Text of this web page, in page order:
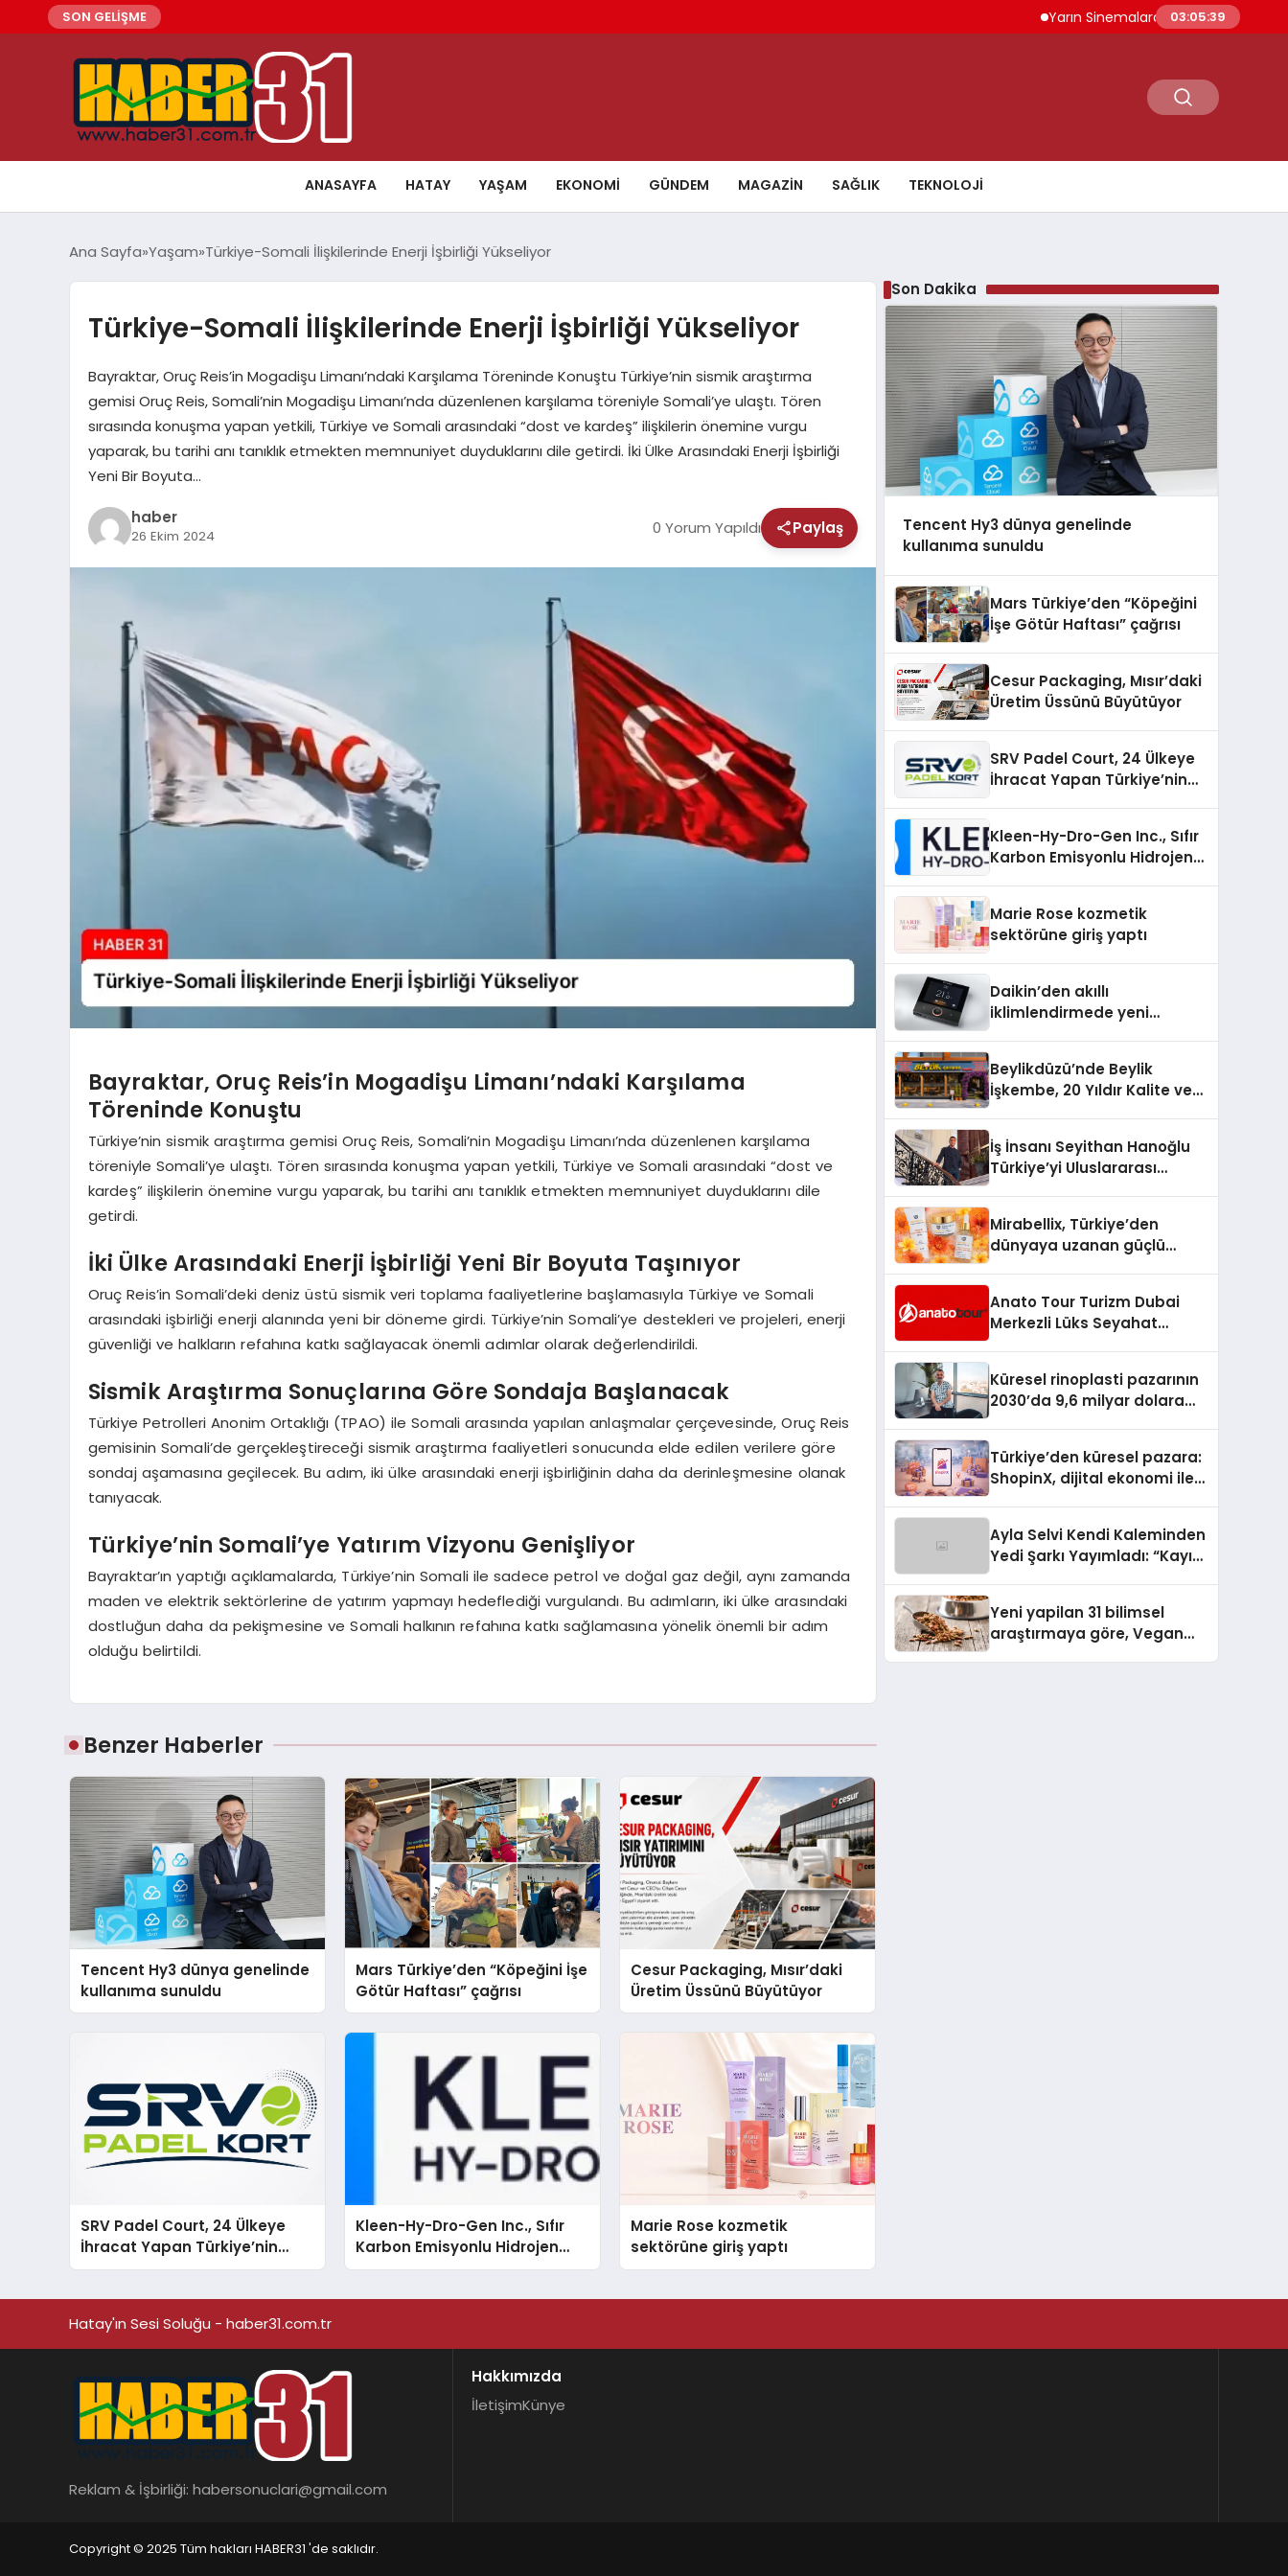
SON GELİŞME Yarın Sinemalarda 6 Yeni Film İzleyiciyle
03:05:40
ANASAYFA HATAY YAŞAM EKONOMI GÜNDEM MAGAZIN SAĞLIK TEKNOLOJI
Ana Sayfa Yaşam Türkiye-Somali İlişkilerinde Enerji İşbirliği Yükseliyor
Türkiye-Somali İlişkilerinde Enerji İşbirliği Yükseliyor
Bayraktar, Oruç Reis’in Mogadişu Limanı’ndaki Karşılama Töreninde Konuştu Türkiye’nin sismik araştırma
gemisi Oruç Reis, Somali’nin Mogadişu Limanı’nda düzenlenen karşılama töreniyle Somali’ye ulaştı. Tören
sırasında konuşma yapan yetkili, Türkiye ve Somali arasındaki “dost ve kardeş” ilişkilerin önemine vurgu
yaparak, bu tarihi anı tanıklık etmekten memnuniyet duyduklarını dile getirdi. İki Ülke Arasındaki Enerji İşbirliği
Yeni Bir Boyuta…
haber
26 Ekim 2024 0 Yorum Yapıldı Paylaş
Bayraktar, Oruç Reis’in Mogadişu Limanı’ndaki Karşılama
Töreninde Konuştu
Türkiye’nin sismik araştırma gemisi Oruç Reis, Somali’nin Mogadişu Limanı’nda düzenlenen karşılama
töreniyle Somali’ye ulaştı. Tören sırasında konuşma yapan yetkili, Türkiye ve Somali arasındaki “dost ve
kardeş” ilişkilerin önemine vurgu yaparak, bu tarihi anı tanıklık etmekten memnuniyet duyduklarını dile
getirdi.
İki Ülke Arasındaki Enerji İşbirliği Yeni Bir Boyuta Taşınıyor
Oruç Reis’in Somali’deki deniz üstü sismik veri toplama faaliyetlerine başlamasıyla Türkiye ve Somali
arasındaki işbirliği enerji alanında yeni bir döneme girdi. Türkiye’nin Somali’ye destekleri ve projeleri, enerji
güvenliği ve halkların refahına katkı sağlayacak önemli adımlar olarak değerlendirildi.
Sismik Araştırma Sonuçlarına Göre Sondaja Başlanacak
Türkiye Petrolleri Anonim Ortaklığı (TPAO) ile Somali arasında yapılan anlaşmalar çerçevesinde, Oruç Reis
gemisinin Somali’de gerçekleştireceği sismik araştırma faaliyetleri sonucunda elde edilen verilere göre
sondaj aşamasına geçilecek. Bu adım, iki ülke arasındaki enerji işbirliğinin daha da derinleşmesine olanak
tanıyacak.
Türkiye’nin Somali’ye Yatırım Vizyonu Genişliyor
Bayraktar’ın yaptığı açıklamalarda, Türkiye’nin Somali ile sadece petrol ve doğal gaz değil, aynı zamanda
maden ve elektrik sektörlerine de yatırım yapmayı hedeflediği vurgulandı. Bu adımların, iki ülke arasındaki
dostluğun daha da pekişmesine ve Somali halkının refahına katkı sağlamasına yönelik önemli bir adım
olduğu belirtildi.
Benzer Haberler
Tencent Hy3 dünya genelinde
kullanıma sunuldu
Mars Türkiye’den “Köpeğini İşe
Götür Haftası” çağrısı
Cesur Packaging, Mısır’daki
Üretim Üssünü Büyütüyor
SRV Padel Court, 24 Ülkeye
İhracat Yapan Türkiye’nin
Padel Kortu Üretim Gücü
Kleen-Hy-Dro-Gen Inc., Sıfır
Karbon Emisyonlu Hidrojen
Isıtma Teknolojisinde ISO ve
Marie Rose kozmetik
sektörüne giriş yaptı
Son Dakika
Tencent Hy3 dünya genelinde
kullanıma sunuldu
Mars Türkiye’den “Köpeğini
İşe Götür Haftası” çağrısı
Cesur Packaging, Mısır’daki
Üretim Üssünü Büyütüyor
SRV Padel Court, 24 Ülkeye
İhracat Yapan Türkiye’nin
Kleen-Hy-Dro-Gen Inc., Sıfır
Karbon Emisyonlu Hidrojen
Aldı
Marie Rose kozmetik
sektörüne giriş yaptı
Daikin’den akıllı
iklimlendirmede yeni
Beylikdüzü’nde Beylik
İşkembe, 20 Yıldır Kalite ve
İş İnsanı Seyithan Hanoğlu
Türkiye’yi Uluslararası
Mirabellix, Türkiye’den
dünyaya uzanan güçlü
Anato Tour Turizm Dubai
Merkezli Lüks Seyahat
Küresel rinoplasti pazarının
2030’da 9,6 milyar dolara
Türkiye’den küresel pazara:
ShopinX, dijital ekonomi ile
Ayla Selvi Kendi Kaleminden
Yedi Şarkı Yayımladı: “Kayıp
Yeni yapilan 31 bilimsel
araştırmaya göre, Vegan
Hatay'ın Sesi Soluğu - haber31.com.tr
Reklam & İşbirliği: habersonuclari@gmail.com
Hakkımızda
İletişimKünye
Copyright © 2025 Tüm hakları HABER31 'de saklıdır.